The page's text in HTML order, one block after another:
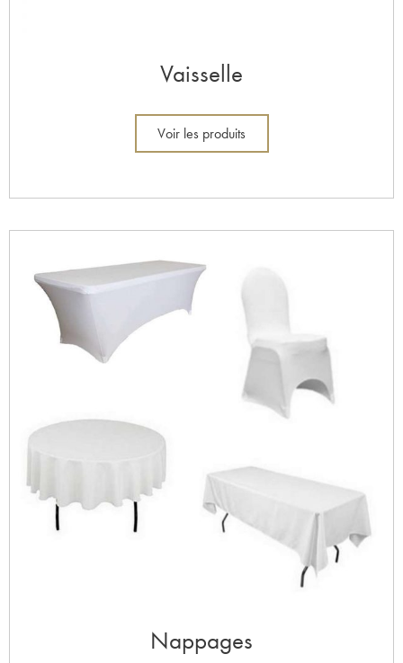
Vaisselle
Voir les produits
Nappages